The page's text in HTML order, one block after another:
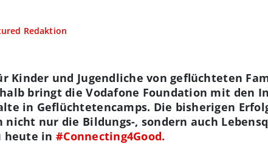
Redaktion
Kinder und Jugendliche von geflüchteten
bringt die Vodafone Foundation mit den
in Geflüchtetencamps. Die bisherigen
nicht nur die Bildungs-, sondern auch
heute in #Connecting4Good.